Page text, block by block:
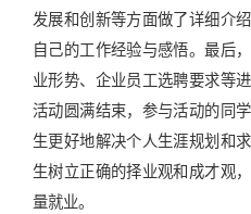
发展和创新等方面做了详细介
自己的工作经验与感悟。最后
业形势、企业员工选聘要求等
活动圆满结束，参与活动的同
生更好地解决个人生涯规划和
生树立正确的择业观和成才观
量就业。